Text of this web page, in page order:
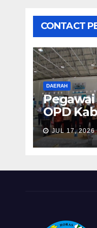
CONTACT
DAERAH
OPD
Toba
Berikan
yang
JUL 17, 2026